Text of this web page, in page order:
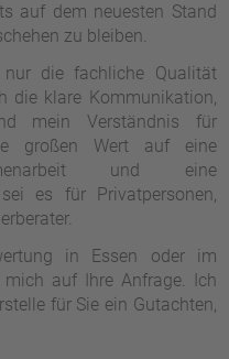
auf dem neuesten Stand
zu bleiben.
die fachliche Qualität
die klare Kommunikation,
mein Verständnis für
großen Wert auf eine
und eine
es für Privatpersonen,
in Essen oder im
auf Ihre Anfrage. Ich
für Sie ein Gutachten,